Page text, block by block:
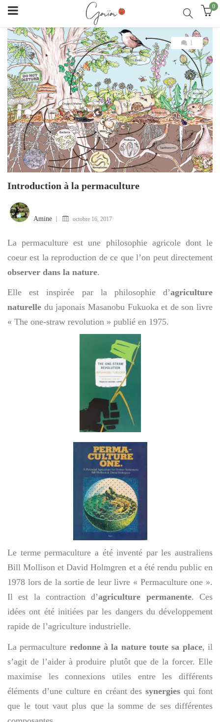
0
1
Introduction à la permaculture
Amine octobre 16, 2017
La permaculture est une philosophie agricole dont le
coeur est la reproduction de ce que l’on peut directement
observer dans la nature.
Elle est inspirée par la philosophie d’agriculture
naturelle du japonais Masanobu Fukuoka et de son livre
« The one-straw revolution » publié en 1975.
Le terme permaculture a été inventé par les australiens
Bill Mollison et David Holmgren et a été rendu public en
1978 lors de la sortie de leur livre « Permaculture one ».
Il est la contraction d’agriculture permanente. Ces
idées ont été initiées par les dangers du développement
rapide de l’agriculture industrielle.
La permaculture redonne à la nature toute sa place, il
s’agit de l’aider à produire plutôt que de la forcer. Elle
maximise les connexions utiles entre les différents
éléments d’une culture en créant dessynergies qui font
que le tout vaut plus que la somme de ses différentes